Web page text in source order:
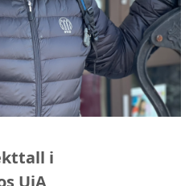
i
UiA